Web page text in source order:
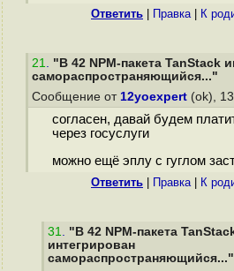
Ответить Правка| К
21. "В 42 NPM-пакета TanStack
самораспространяющийся..."
Сообщение от 12yoexpert (ok),
согласен, давай будем
через госуслуги
можно ещё эплу с гуглом
Ответить Правка| К
31. "В 42 NPM-пакета
интегрирован
самораспространяющийся..."